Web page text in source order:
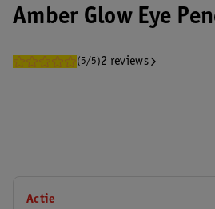
Amber Glow Eye
(5/5)2 reviews
Actie